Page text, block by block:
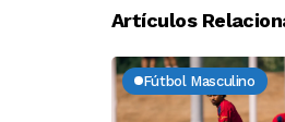
Artículos
Fútbol Masculino